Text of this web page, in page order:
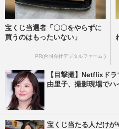
宝くじ当選者「〇〇をやらずに
買うのはもったいない」
PR(合同会社デジタルファーム )
【目撃撮】Netflixド
由里子、撮影現場でハ
宝くじ当たる人だけが